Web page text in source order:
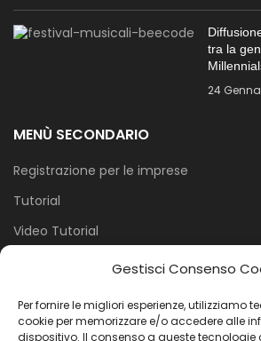
Gestisci Consenso
Per fornire le migliori esperienze, utilizziamo
cookie per memorizzare e/o accedere alle
dispositivo. Il consenso a queste tecnologie
tra la
24
MENÙ SECONDARIO
Registrazione per le imprese
Tutorial
Video Tutorial
Cookie Policy (UE)
PRIVACY E COOKIE